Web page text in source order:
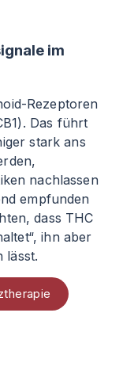
im
Rezeptoren
Das führt
stark ans
nachlassen
empfunden
dass THC
ihn aber
lässt.